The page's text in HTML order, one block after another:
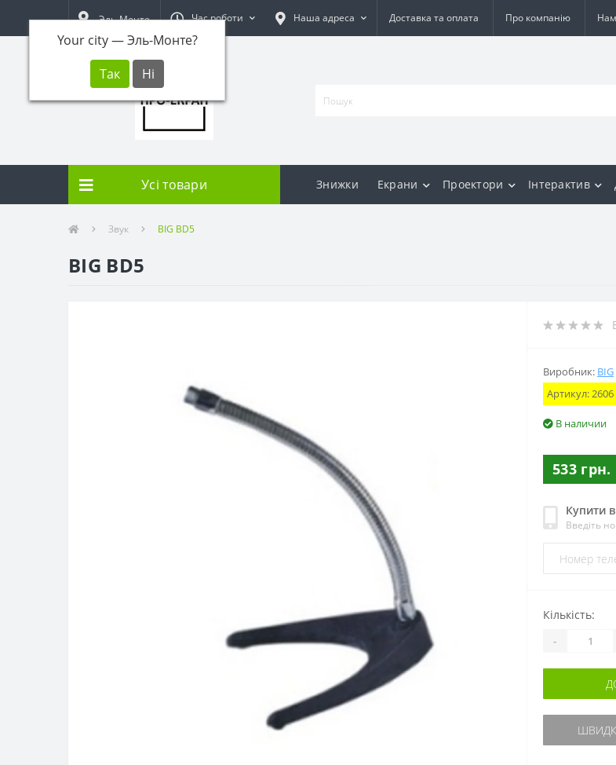
Эль-Монте
Your city —Эль-Монте?
Час роботи Наша адреса Доставка та оплата Про компанію
Усі товари Знижки Екрани Проектори Інтерактив
Звук BIG BD5
BIG BD5
Виробник: BIG
Артикул:2606
В наличии
533 грн.
Купити
Введіть
Кількість:
-